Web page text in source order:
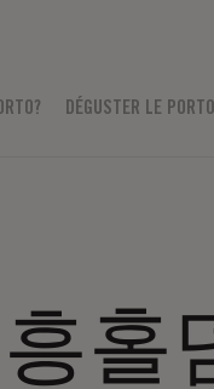
DÉGUSTER LE PORTO
홀